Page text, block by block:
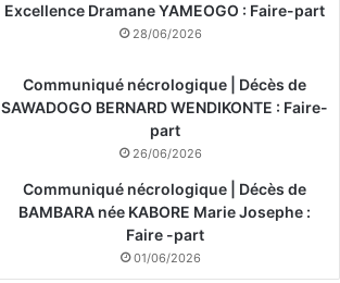
Excellence Dramane YAMEOGO : Faire-part
28/06/2026
Communiqué nécrologique | Décès de
SAWADOGO BERNARD WENDIKONTE : Faire-
part
26/06/2026
Communiqué nécrologique | Décès de
BAMBARA née KABORE Marie Josephe :
Faire -part
01/06/2026